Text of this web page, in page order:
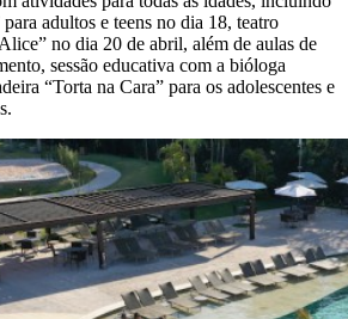
adultos e teens no dia 18, teatro
no dia 20 de abril, além de aulas de
sessão educativa com a bióloga
“Torta na Cara” para os adolescentes e